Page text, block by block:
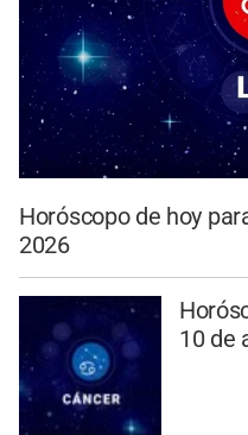
Horóscopo de hoy
2026
10 de